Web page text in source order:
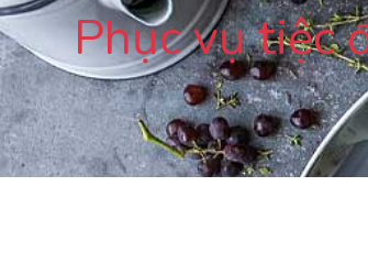
Phục vụ tiệc